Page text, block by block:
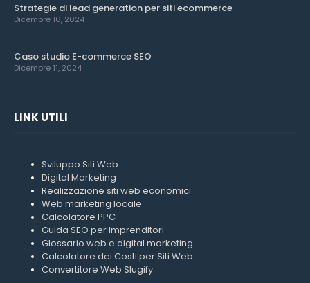
Strategie di lead generation per siti ecommerce
Dicembre 16, 2024
Caso studio E-commerce SEO
Dicembre 11, 2024
LINK UTILI
Sviluppo Siti Web
Digital Marketing
Realizzazione siti web economici
Web marketing locale
Calcolatore PPC
Guida SEO per Imprenditori
Glossario web e digital marketing
Calcolatore dei Costi per Siti Web
Convertitore Web Slugify